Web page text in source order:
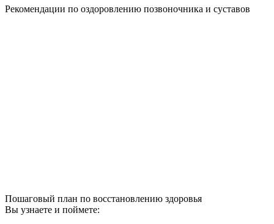
Рекомендации по оздоровлению позвоночника и суставов
Пошаговый план по восстановлению здоровья
Вы узнаете и поймете: